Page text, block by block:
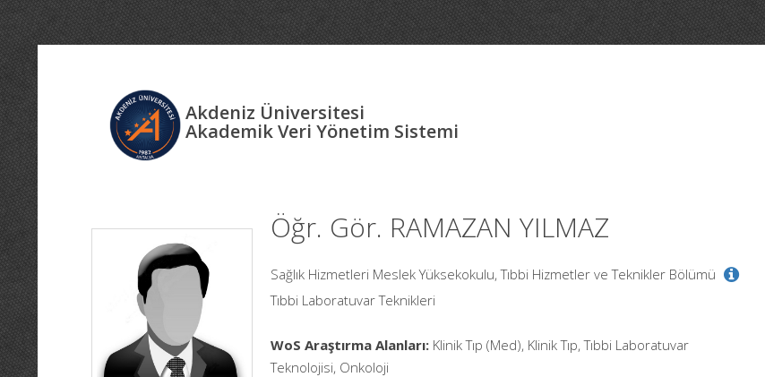
Akdeniz Üniversitesi
Akademik Veri Yönetim Sistemi
Öğr. Gör. RAMAZAN YILMAZ
Sağlık Hizmetleri Meslek Yüksekokulu, Tıbbi Hizmetler ve Teknikler Bölümü
Tıbbi Laboratuvar Teknikleri
WoS Araştırma Alanları: Klinik Tıp (Med), Klinik Tıp, Tıbbi Laboratuvar
Teknolojisi, Onkoloji